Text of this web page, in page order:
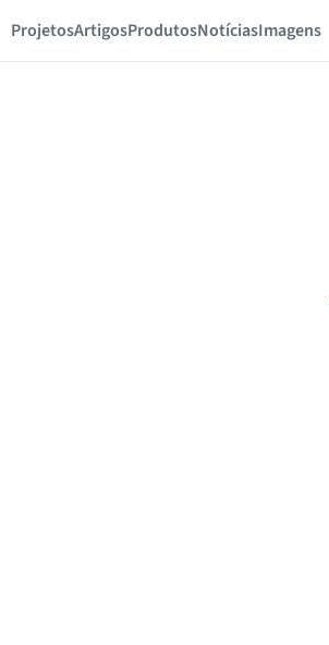
ProjetosArtigosProdutosNotíciasImagens